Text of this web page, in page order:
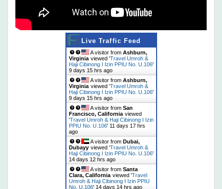
Live Traffic Feed
A visitor fromAshburn,
Virginia viewed 'Travel Umroh &
Haji Cibinong I Izin PPIU No. U.106'
9 days 15 hrs ago
A visitor fromAshburn,
Virginia viewed 'Travel Umroh &
Haji Cibinong I Izin PPIU No. U.106'
9 days 15 hrs ago
A visitor fromSan
Francisco, California viewed
'Travel Umroh & Haji Cibinong I Izin
PPIU No. U.106' 11 days 17 hrs
ago
A visitor fromDubai,
Dubayy viewed 'Travel Umroh &
Haji Cibinong I Izin PPIU No. U.106'
14 days 12 hrs ago
A visitor fromSanta
Clara, California viewed 'Travel
Umroh & Haji Cibinong I Izin PPIU
No. U.106' 14 days 14 hrs ago